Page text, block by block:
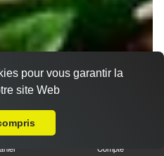
Compte
pour vous garantir la
site Web